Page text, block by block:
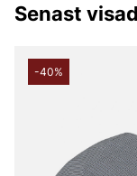
och
Senast
-40%